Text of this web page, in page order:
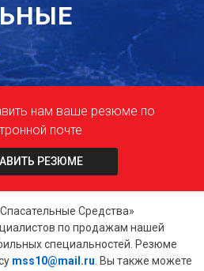
нам ваше резюме по
почте
РЕЗЮМЕ
Средства»
по продажам нашей
специальностей. Резюме
mss10@mail.ru . Вы также можете